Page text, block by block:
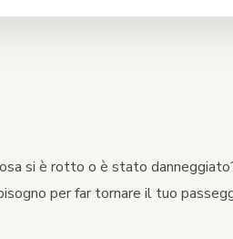
si è rotto o è stato
per far tornare il tuo